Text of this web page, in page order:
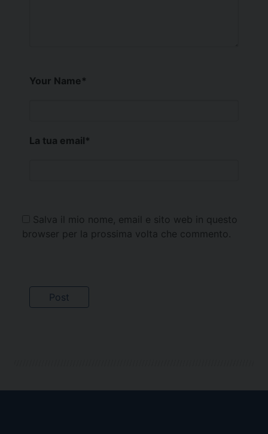
Your Name*
La tua email*
Salva il mio nome, email e sito web in questo
browser per la prossima volta che commento.